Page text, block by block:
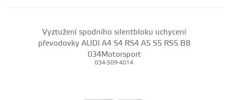
Vyztužení spodního silentbloku uchycení
převodovky AUDI A4 S4 RS4 A5 S5 RS5 B8
034Motorsport
034-509-4014